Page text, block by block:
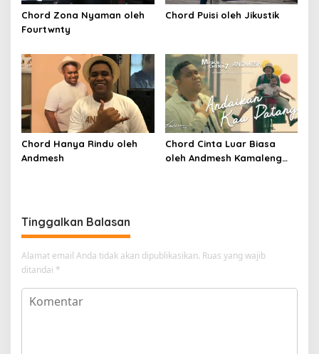
Chord Zona Nyaman oleh
Fourtwnty
Chord Puisi oleh Jikustik
Chord Hanya Rindu oleh
Andmesh
Chord Cinta Luar Biasa
oleh Andmesh Kamaleng
Tinggalkan Balasan
Alamat email Anda tidak akan dipublikasikan. Ruas yang wajib
ditandai *